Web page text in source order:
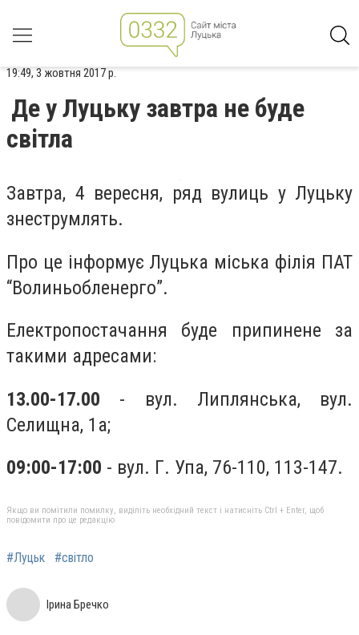
19:49, 3 жовтня 2017 р.
Де у Луцьку завтра не буде
світла
Завтра, 4 вересня, ряд вулиць у Луцьку
знеструмлять.
Про це інформує Луцька міська філія ПАТ
“Волиньобленерго”.
Електропостачання буде припинене за
такими адресами:
13.00-17.00 - вул. Липлянська, вул.
Селищна, 1а;
09:00-17:00 - вул. Г. Упа, 76-110, 113-147.
Якщо ви помітили помилку, виділіть необхідний текст і натисніть Ctrl + Enter, щоб
повідомити про це редакцію
#Луцьк #світло
Ірина Бречко